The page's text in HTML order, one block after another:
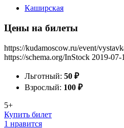
Каширская
Цены на билеты
https://kudamoscow.ru/event/
https://schema.org/InStock 2019-07-
Льготный: 50 ₽
Взрослый: 100 ₽
5+
Купить билет
1 нравится